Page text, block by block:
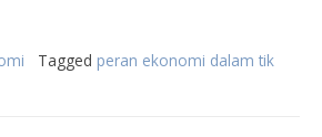
Tagged peran ekonomi dalam tik